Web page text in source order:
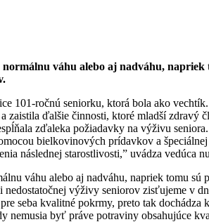
váhu alebo aj nadváhu,
ročnú seniorku, ktorá bola ako
ďalšie činnosti, ktoré mladší zdravý
zďaleka požiadavky na výživu
bielkovinových prídavkov a
následnej starostlivosti,” uvádza
váhu alebo aj nadváhu, napriek tomu
výživy seniorov zisťujeme v
seba kvalitné pokrmy, preto tak
byť práve potraviny obsahujúce